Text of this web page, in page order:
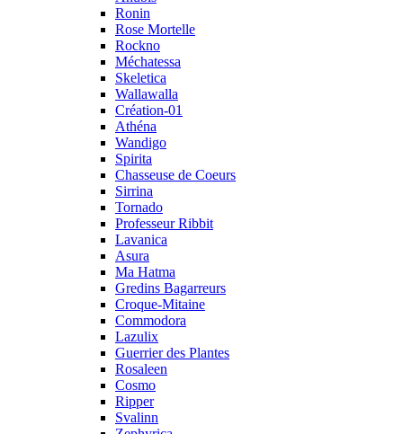
Ronin
Rose Mortelle
Rockno
Méchatessa
Skeletica
Wallawalla
Création-01
Athéna
Wandigo
Spirita
Chasseuse de Coeurs
Sirrina
Tornado
Professeur Ribbit
Lavanica
Asura
Ma Hatma
Gredins Bagarreurs
Croque-Mitaine
Commodora
Lazulix
Guerrier des Plantes
Rosaleen
Cosmo
Ripper
Svalinn